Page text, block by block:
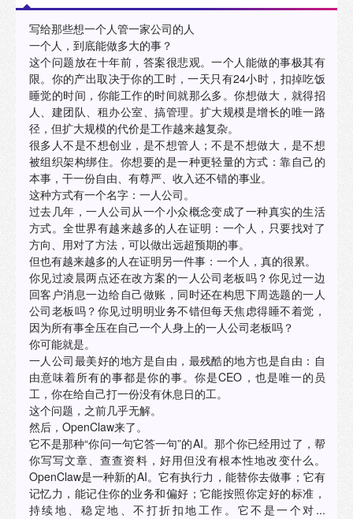
写给那些想一个人管一家公司的人
一个人，到底能做多大的事？
这个问题放在十年前，答案很悲观。一个人能做的事极其有
限。你的产出取决于你的工时，一天只有24小时，扣掉吃饭
睡觉的时间，你能工作的时间就那么多。你想做大，就得招
人、建团队、租办公室、搞管理。扩大规模是增长的唯一路
径，但扩大规模的代价是工作越来越复杂。
很多人不是不想创业，是不想管人；不是不想做大，是不想
被组织架构绑住。你想要的是一种更轻量的方式：靠自己的
本事，干一份自由、有尊严、收入还不错的事业。
这种方式有一个名字：一人公司。
过去几年，一人公司从一个小众概念变成了一种真实的生活
方式。全世界有越来越多的人在证明：一个人，只要找对了
方向、用对了方法，可以做出远超预期的事。
但也有越来越多的人在证明另一件事：一个人，真的很累。
你见过凌晨两点还在改方案的一人公司老板吗？你见过一边
回客户消息一边给自己做账，同时还在构思下周选题的一人
公司老板吗？你见过明明业务不错但每天焦虑得睡不着觉，
因为所有事全压在自己一个人身上的一人公司老板吗？
你可能就是。
一人公司最美好的地方是自由，最残酷的地方也是自由：自
由意味着所有的事都是你的事。你是CEO，也是唯一的员
工，你在给自己打一份没有休息日的工。
这个问题，之前几乎无解。
然后，OpenClaw来了。
它不是那种“你问一句它答一句”的AI。那个你已经用过了，帮
你写写文章、查查资料，好用但没有根本性地改变什么。
OpenClaw是一种新的AI。它有执行力，能替你去做事；它有
记忆力，能记住你的业务和偏好；它能按照你定好的标准，
持续地、稳定地、不打折扣地工作。它不是一个对...